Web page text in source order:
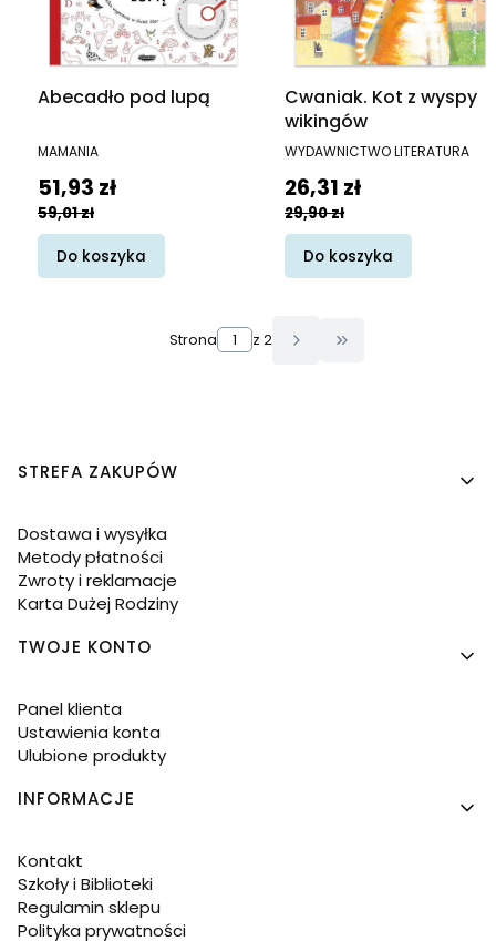
Abecadło pod lupą
PRODUCENT
MAMANIA
Cena promocyjna
51,93 zł
59,01 zł
Do koszyka
Cwaniak. Kot z wyspy
wikingów
PRODUCENT
WYDAWNICTWO LITERATURA
Cena promocyjna
26,31 zł
29,90 zł
Do koszyka
Strona z 2 Przejdź do
Linki w stopce
STREFA ZAKUPÓW
Dostawa i wysyłka
Metody płatności
Zwroty i reklamacje
Karta Dużej Rodziny
TWOJE KONTO
Panel klienta
Ustawienia konta
Ulubione produkty
INFORMACJE
Kontakt
Szkoły i Biblioteki
Regulamin sklepu
Polityka prywatności